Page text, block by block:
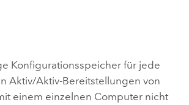
Konfigurationsspeicher für jede
Aktiv/Aktiv-Bereitstellungen von
einem einzelnen Computer nicht